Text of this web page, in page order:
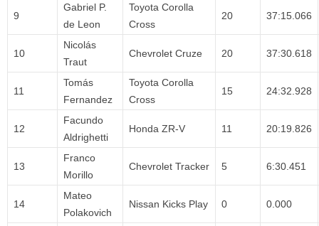
9
Gabriel P.
de Leon
Toyota Corolla
Cross
20 37:15.066
10
Nicolás
Traut
Chevrolet Cruze 20 37:30.618
11
Tomás
Fernandez
Toyota Corolla
Cross
15 24:32.928
12
Facundo
Aldrighetti
Honda ZR-V 11 20:19.826
13
Franco
Morillo
Chevrolet Tracker 5 6:30.451
14
Mateo
Polakovich
Nissan Kicks Play 0 0.000